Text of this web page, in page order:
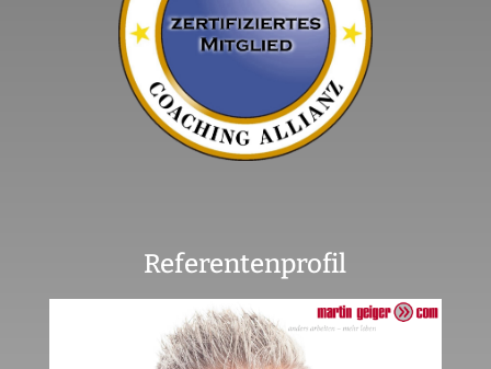
Referentenprofil